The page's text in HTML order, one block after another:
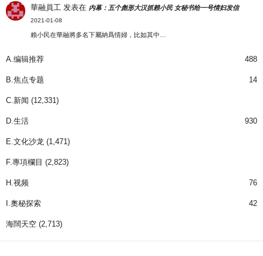
華融員工 发表在 内幕：五个彪形大汉抓赖小民 女秘书给一号情妇发信
2021-01-08
賴小民在華融將多名下屬納爲情婦，比如其中…
A.编辑推荐 488
B.焦点专题 14
C.新闻 (12,331)
D.生活 930
E.文化沙龙 (1,471)
F.專項欄目 (2,823)
H.视频 76
I.奧秘探索 42
海闊天空 (2,713)